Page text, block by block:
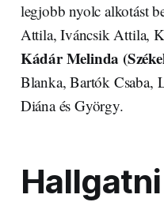
legjobb nyolc alkotást
Attila, Iváncsik Attila,
Kádár Melinda
Blanka, Bartók Csaba,
Diána és György.